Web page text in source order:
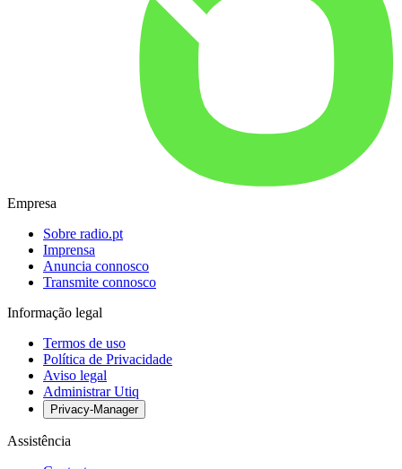
Empresa
Sobre radio.pt
Imprensa
Anuncia connosco
Transmite connosco
Informação legal
Termos de uso
Política de Privacidade
Aviso legal
Administrar Utiq
Privacy-Manager
Assistência